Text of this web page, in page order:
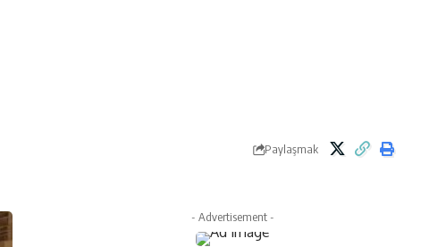
Paylaşmak
- Advertisement -